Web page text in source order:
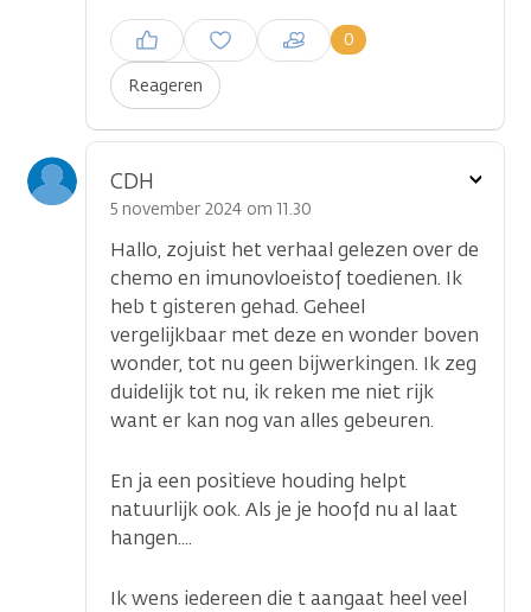
Reageren
0
Inloggen om een reactie te
plaatsen
CDH
5 november 2024 om 11.30
Hallo, zojuist het verhaal gelezen over de
chemo en imunovloeistof toedienen. Ik
heb t gisteren gehad. Geheel
vergelijkbaar met deze en wonder boven
wonder, tot nu geen bijwerkingen. Ik zeg
duidelijk tot nu, ik reken me niet rijk
want er kan nog van alles gebeuren.
En ja een positieve houding helpt
natuurlijk ook. Als je je hoofd nu al laat
hangen....
Ik wens iedereen die t aangaat heel veel
Toon